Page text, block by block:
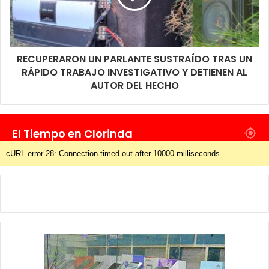
RECUPERARON UN PARLANTE SUSTRAÍDO TRAS UN
RÁPIDO TRABAJO INVESTIGATIVO Y DETIENEN AL
AUTOR DEL HECHO
El Tiempo en Clorinda
cURL error 28: Connection timed out after 10000 milliseconds